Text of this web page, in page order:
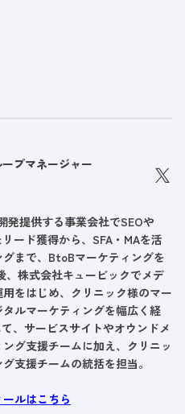
プマネージャー
発提供する事業会社でSEOや
ード獲得から、SFA・MAを活
まで、BtoBマーケティングを
、株式会社キュービックでメデ
をはじめ、クリニック様のマー
ルマーケティングを幅広く経
、サービスサイトやオウンドメ
グ支援チームに加え、クリニッ
支援チームの統括を担当。
ルはこちら